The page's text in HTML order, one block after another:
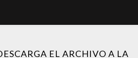
EL ARCHIVO A LA